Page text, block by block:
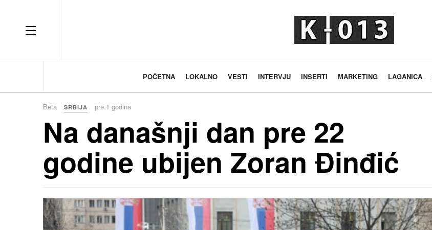
OFF CANVAS
POČETNA LOKALNO VESTI INTERVJU INSERTI MARKETING LAGANICA
Beta SRBIJA pre 1 godina
Na današnji dan pre 22
godine ubijen Zoran Đinđić